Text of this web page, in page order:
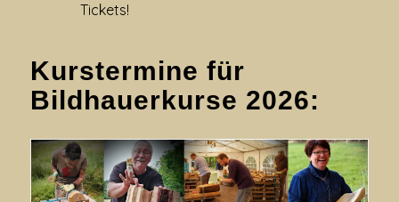
Tickets!
Kurstermine für
Bildhauerkurse 2026: